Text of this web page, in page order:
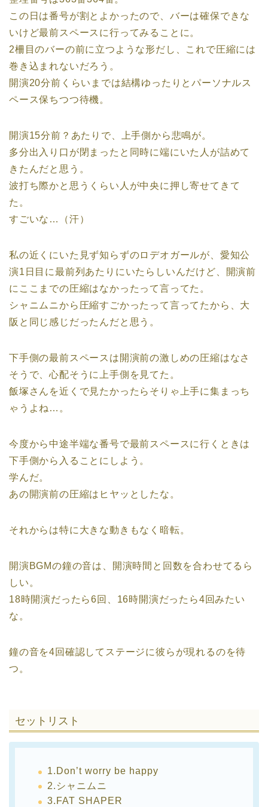
この日は番号が割とよかったので、バーは確保できな
いけど最前スペースに行ってみることに。
2柵目のバーの前に立つような形だし、これで圧縮には
巻き込まれないだろう。
開演20分前くらいまでは結構ゆったりとパーソナルス
ペース保ちつつ待機。
開演15分前？あたりで、上手側から悲鳴が。
多分出入り口が閉まったと同時に端にいた人が詰めて
きたんだと思う。
波打ち際かと思うくらい人が中央に押し寄せてきて
た。
すごいな…（汗）
私の近くにいた見ず知らずのロデオガールが、愛知公
演1日目に最前列あたりにいたらしいんだけど、開演前
にここまでの圧縮はなかったって言ってた。
シャニムニから圧縮すごかったって言ってたから、大
阪と同じ感じだったんだと思う。
下手側の最前スペースは開演前の激しめの圧縮はなさ
そうで、心配そうに上手側を見てた。
飯塚さんを近くで見たかったらそりゃ上手に集まっち
ゃうよね…。
今度から中途半端な番号で最前スペースに行くときは
下手側から入ることにしよう。
学んだ。
あの開演前の圧縮はヒヤッとしたな。
それからは特に大きな動きもなく暗転。
開演BGMの鐘の音は、開演時間と回数を合わせてるら
しい。
18時開演だったら6回、16時開演だったら4回みたい
な。
鐘の音を4回確認してステージに彼らが現れるのを待
つ。
セットリスト
1.Don’t worry be happy
2.シャニムニ
3.FAT SHAPER